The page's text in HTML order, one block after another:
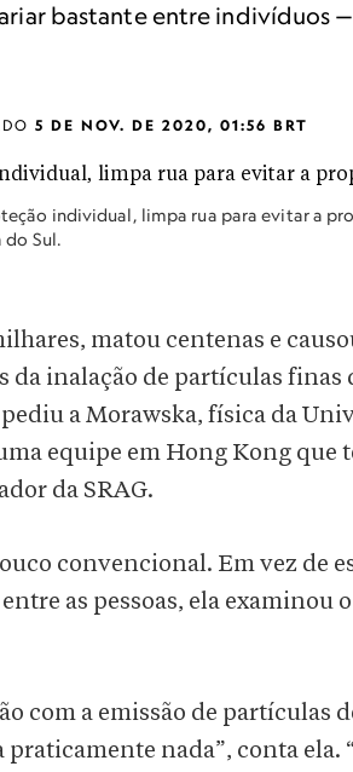
bastante entre indivíduos
5 DE NOV. DE 2020, 01:56 BRT
individual, limpa rua para evitar a
do Sul.
matou centenas e
inalação de partículas finas
a Morawska, física da
equipe em Hong Kong que
da SRAG.
convencional. Em vez de
as pessoas, ela examinou
com a emissão de partículas
nada”, conta ela.